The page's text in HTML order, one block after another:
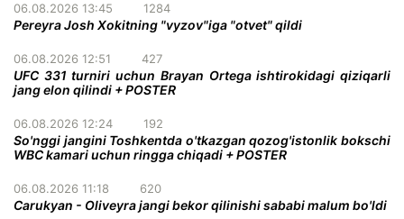
06.08.2026 13:45 1284
Pereyra Josh Xokitning "vyzov"iga "otvet" qildi
06.08.2026 12:51 427
UFC 331 turniri uchun Brayan Ortega ishtirokidagi qiziqarli
jang elon qilindi + POSTER
06.08.2026 12:24 192
So'nggi jangini Toshkentda o'tkazgan qozog'istonlik bokschi
WBC kamari uchun ringga chiqadi + POSTER
06.08.2026 11:18 620
Carukyan - Oliveyra jangi bekor qilinishi sababi malum bo'ldi